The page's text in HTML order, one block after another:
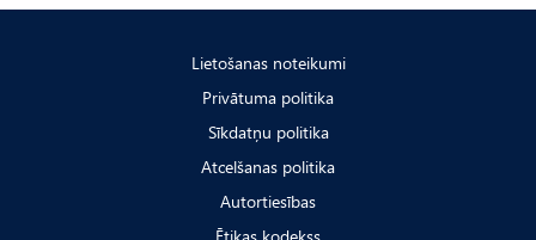
Lietošanas noteikumi
Privātuma politika
Sīkdatņu politika
Atcelšanas politika
Autortiesības